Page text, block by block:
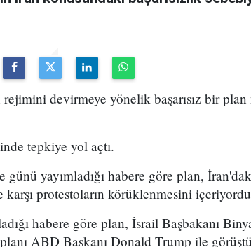
devirmeye yönelik başarısız bir
tepkiye yol açtı.
yayımladığı habere göre plan,
karşı protestoların körüklenmesini
habere göre plan, İsrail Başbakanı
ABD Başkanı Donald Trump ile